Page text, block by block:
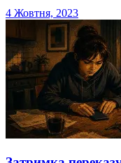
4 Жовтня, 2023